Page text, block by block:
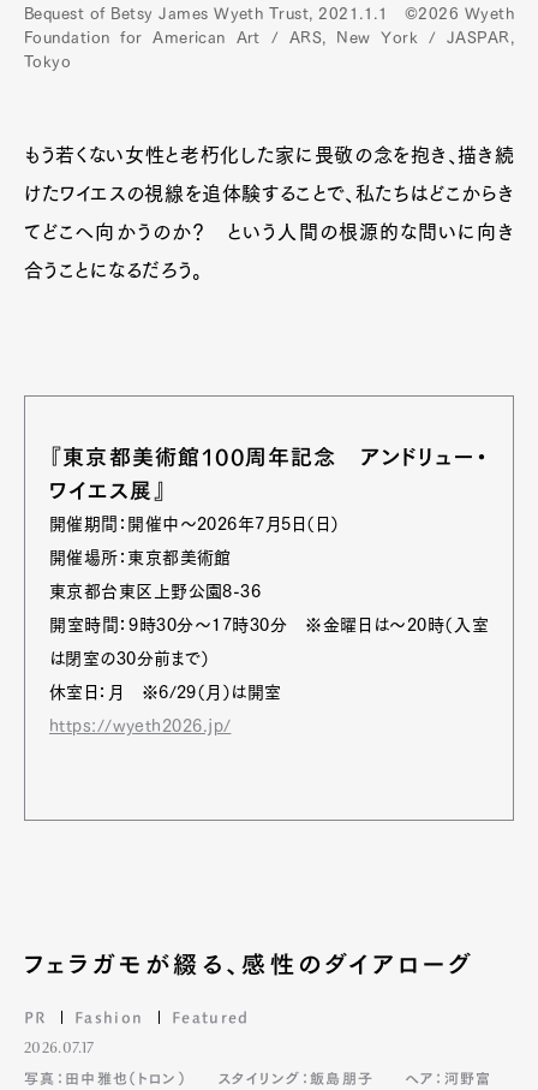
Bequest of Betsy James Wyeth Trust, 2021.1.1 ©2026 Wyeth
Foundation for American Art / ARS, New York / JASPAR,
Tokyo
もう若くない女性と老朽化した家に畏敬の念を抱き、描き続
けたワイエスの視線を追体験することで、私たちはどこからき
てどこへ向かうのか？ という人間の根源的な問いに向き
合うことになるだろう。
『東京都美術館100周年記念 アンドリュー・
ワイエス展』
開催期間：開催中〜2026年7月5日（日）
開催場所：東京都美術館
東京都台東区上野公園8-36
開室時間：9時30分〜17時30分 ※金曜日は〜20時（入室
は閉室の30分前まで）
休室日：月 ※6/29（月）は開室
https://wyeth2026.jp/
フェラガモが綴る、感性のダイアローグ
PR Fashion Featured
2026.07.17
写真：田中雅也（トロン）
スタイリング：飯島朋子
ヘア：河野富